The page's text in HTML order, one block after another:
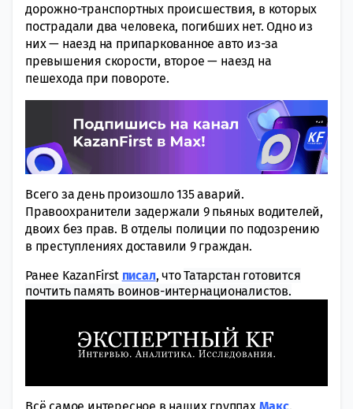
дорожно-транспортных происшествия, в которых
пострадали два человека, погибших нет. Одно из
них — наезд на припаркованное авто из-за
превышения скорости, второе — наезд на
пешехода при повороте.
Всего за день произошло 135 аварий.
Правоохранители задержали 9 пьяных водителей,
двоих без прав. В отделы полиции по подозрению
в преступлениях доставили 9 граждан.
Ранее KazanFirst писал, чтоТатарстан готовится
почтить память воинов-интернационалистов.